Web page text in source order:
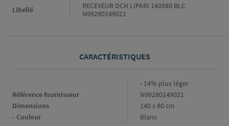
Libellé
RECEVEUR DCH LIPARI 140X80 BLC
N99280149021
CARACTÉRISTIQUES
- 14% plus léger
Référence fournisseur
N99280149021
Dimensions
140 x 80 cm
- Couleur
Blanc